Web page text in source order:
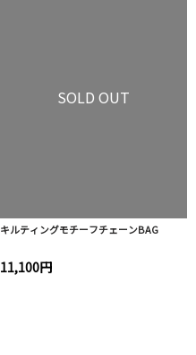
SOLD OUT
キルティングモチーフチェーンBAG
11,100円